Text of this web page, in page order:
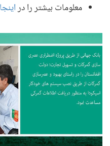
معلومات بیشتر را در